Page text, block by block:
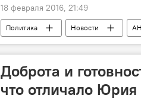
18 февраля 2016, 21:49
Политика Новости
Игорь Коротченко
Сергей
Доброта и
что отличало